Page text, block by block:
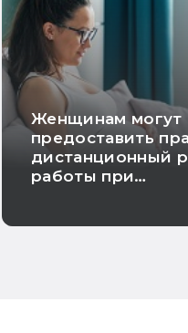
Женщинам могут
предоставить
дистанционный
работы при